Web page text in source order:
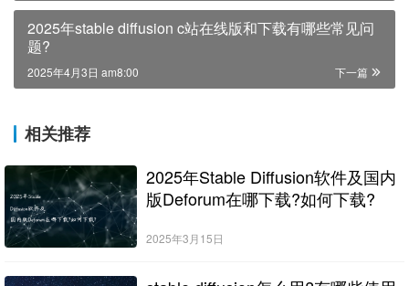
2025年stable diffusion c站在线版和下载有哪些常见问
题?
下一篇
2025年4月3日 am8:00
相关推荐
2025年Stable Diffusion软件及国内
版Deforum在哪下载?如何下载?
2025年3月15日